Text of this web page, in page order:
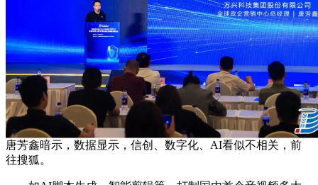
唐芳鑫暗示，数据显示，信创、数字化、AI看似不相关，前
往搜狐。